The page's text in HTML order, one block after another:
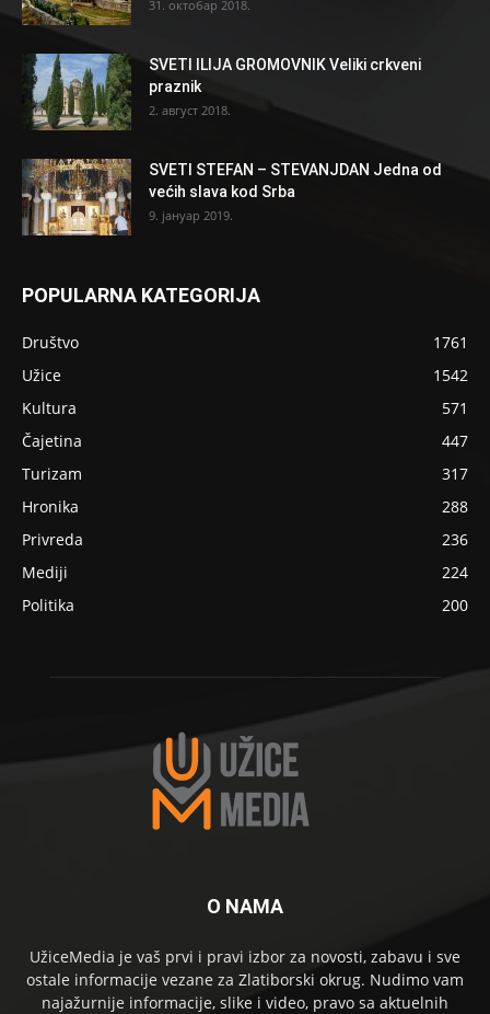
31. октобар 2018.
SVETI ILIJA GROMOVNIK Veliki crkveni
praznik
2. август 2018.
SVETI STEFAN – STEVANJDAN Jedna od
većih slava kod Srba
9. јануар 2019.
POPULARNA KATEGORIJA
Društvo
1761
Užice
1542
Kultura
571
Čajetina
447
Turizam
317
Hronika
288
Privreda
236
Mediji
224
Politika
200
O NAMA
UžiceMedia je vaš prvi i pravi izbor za novosti, zabavu i sve
ostale informacije vezane za Zlatiborski okrug. Nudimo vam
najažurnije informacije, slike i video, pravo sa aktuelnih